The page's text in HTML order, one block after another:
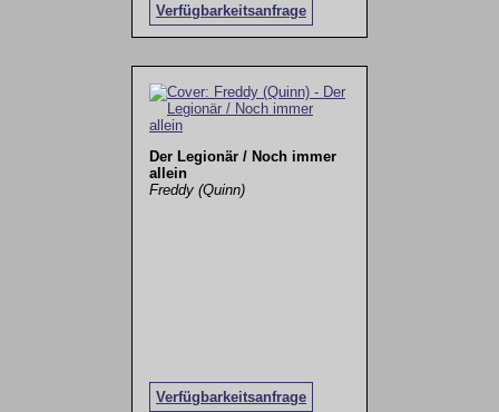
Verfügbarkeitsanfrage
Der Legionär / Noch immer
allein
Freddy (Quinn)
Verfügbarkeitsanfrage